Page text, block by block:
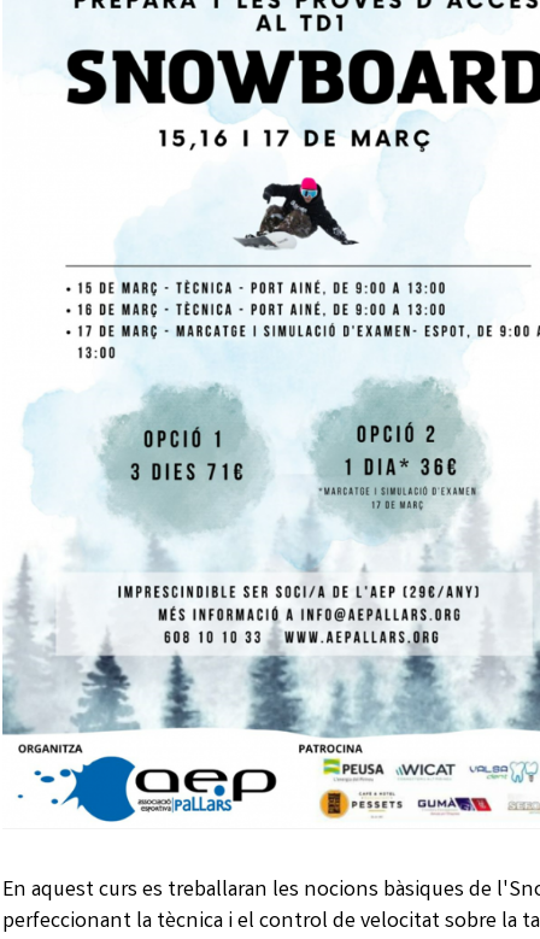
En aquest curs es treballaran les nocions bàsiques de
perfeccionant la tècnica i el control de velocitat sobre la